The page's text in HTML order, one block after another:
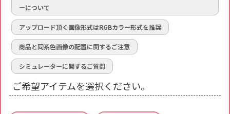
ーについて
アップロード頂く画像形式はRGBカラー形式を推奨
商品と同系色画像の配置に関するご注意
シミュレーターに関するご質問
ご希望アイテムを選択ください。